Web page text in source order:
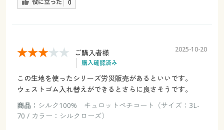
役に立った 0
ご購入者様
購入確認済み
2025-10-20
この生地を使ったシリーズ労災販売があるといいです。
ウェストゴム入れ替えができるとさらに良さそうです。
商品： シルク100% キュロットペチコート（サイズ：3L-
70 / カラー：シルクローズ）